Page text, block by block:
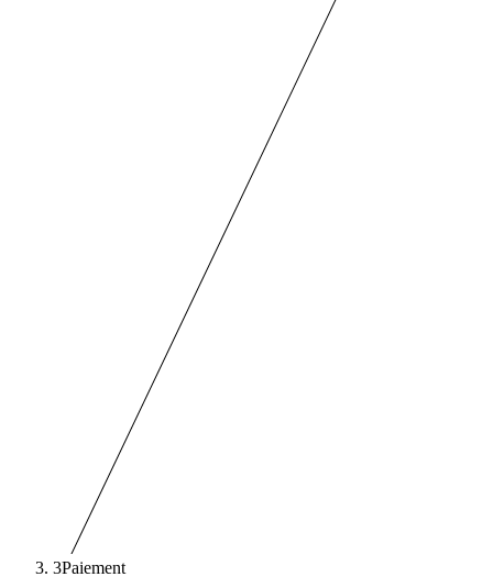
3Paiement